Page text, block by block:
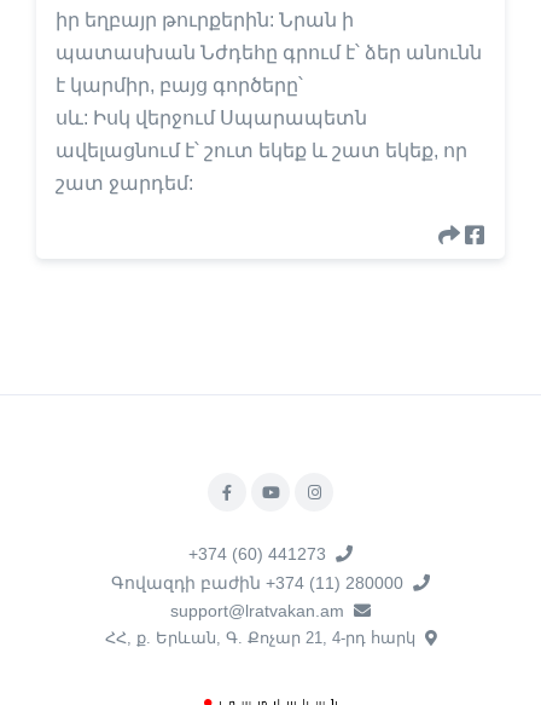
իր եղբայր թուրքերին: Նրան ի
պատասխան Նժդեհը գրում է՝ ձեր անունն
է կարմիր, բայց գործերը՝
սև: Իսկ վերջում Սպարապետն
ավելացնում է՝ շուտ եկեք և շատ եկեք, որ
շատ ջարդեմ:
+374 (60) 441273
Գովազդի բաժին +374 (11) 280000
support@lratvakan.am
ՀՀ, ք. Երևան, Գ. Քոչար 21, 4-րդ հարկ